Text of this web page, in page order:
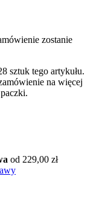
zostanie
sztuk tego artykułu.
na więcej
od 229,00 zł